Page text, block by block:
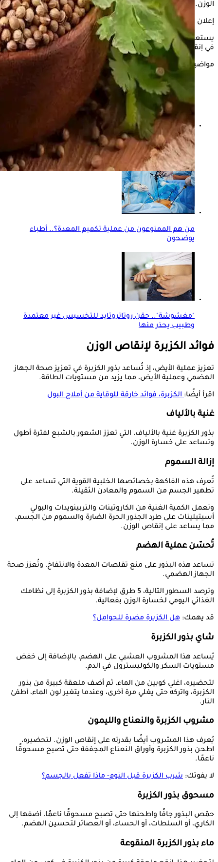
الوزن.
إعلان
يستعرض "الكونسلتو" في التقرير التالي، 5 فوائد لبذور الكزبرة في
في إنقاص الوزن والتخلص من السمنة، وفقًا لـ"timesofindia".
مواضيع ذات صلة
خبز الحبة الكاملة بعد إجراء جراحات السمنة.. ممنوع أم
مسموح؟
من هم الممنوعون من عملية تكميم المعدة؟.. أطباء
يوضحون
"مغشوشة".. حقن روتاتروتايد للتخسيس غير معتمدة
وطبيب يحذر منها
فوائد الكزبرة لإنقاص الوزن
تعزيز عملية الأيض، إذ تُساعد بذور الكزبرة في تعزيز صحة الجهاز
الهضمي وعملية الأيض، مما يزيد من مستويات الطاقة.
اقرأ أيضًا:الكزبرة، فوائد خارقة للوقاية من أملاح البول
غنية بالألياف
بذور الكزبرة غنية بالألياف، التي تعزز الشعور بالشبع لفترة أطول
وتساعد على خسارة الوزن.
إزالة السموم
تُعرف هذه الفاكهة بخصائصها الخلبية القوية التي تساعد على
تطهير الجسم من السموم والمعادن الثقيلة.
وتعمل الكمية الغنية من الكاروتينات والتربينويدات والبولي
أسيتيلينات على طرد الجذور الحرة الضارة والسموم من الجسم،
مما يساعد على إنقاص الوزن.
تُحسّن عملية الهضم
تساعد هذه البذور على منع تقلصات المعدة والانتفاخ، وتُعزز صحة
الجهاز الهضمي.
وترصد السطور التالية، 5 طرق لإضافة بذور الكزبرة إلى نظامك
الغذائي اليومي لخسارة الوزن بفعالية.
قد يهمك: هل الكزبرة مضرة للحوامل؟
شاي بذور الكزبرة
يُساعد هذا المشروب العشبي على الهضم، بالإضافة إلى خفض
مستويات السكر والكوليسترول في الدم.
لتحضيره، اغلي كوبين من الماء، ثم أضف ملعقة كبيرة من بذور
الكزبرة، واتركه حتى يغلي مرة أخرى، وعندما يتغير لون الماء، أطفئ
النار.
مشروب الكزبرة والنعناع والليمون
يُعرف هذا المشروب أيضًا بقدرته على إنقاص الوزن. لتحضيره،
اطحن بذور الكزبرة وأوراق النعناع المجففة حتى تصبح مسحوقًا
ناعمًا.
لا يفوتك: شرب الكزبرة قبل النوم- ماذا تفعل بالجسم؟
مسحوق بذور الكزبرة
حمّص البذور جافًا واطحنها حتى تصبح مسحوقًا ناعمًا، أضفها إلى
الكاري، أو السلطات، أو الحساء، أو العصائر لتحسين الهضم.
ماء بذور الكزبرة المنقوعة